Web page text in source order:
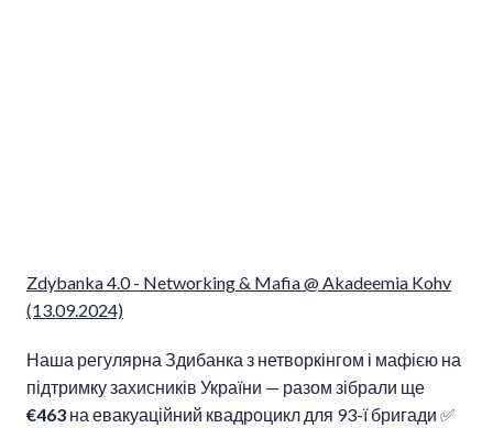
Zdybanka 4.0 - Networking & Mafia @ Akadeemia Kohv
(13.09.2024)
Наша регулярна Здибанка з нетворкінгом і мафією на
підтримку захисників України — разом зібрали ще
€463 на евакуаційний квадроцикл для 93-ї бригади ✅